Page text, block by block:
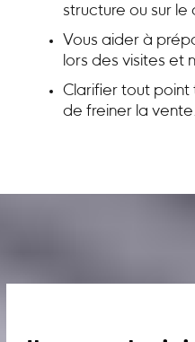
structure ou sur
Vous aider à
lors des visites et
Clarifier tout point
de freiner la